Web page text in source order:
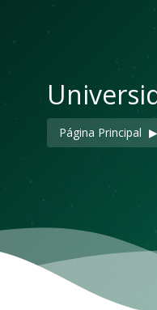
Página Principal ▶︎